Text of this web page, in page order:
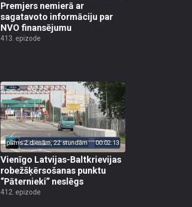
Premjers nemierā ar
sagatavoto informāciju par
NVO finansējumu
413. epizode
pirms 2 dienām, 22 stundām 00:02:13
Vienīgo Latvijas-Baltkrievijas
robežšķērsošanas punktu
“Pāternieki” neslēgs
412. epizode